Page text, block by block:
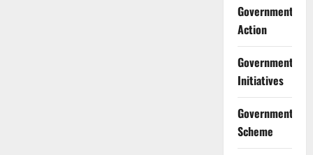
Government
Action
Government
Initiatives
Government
Scheme